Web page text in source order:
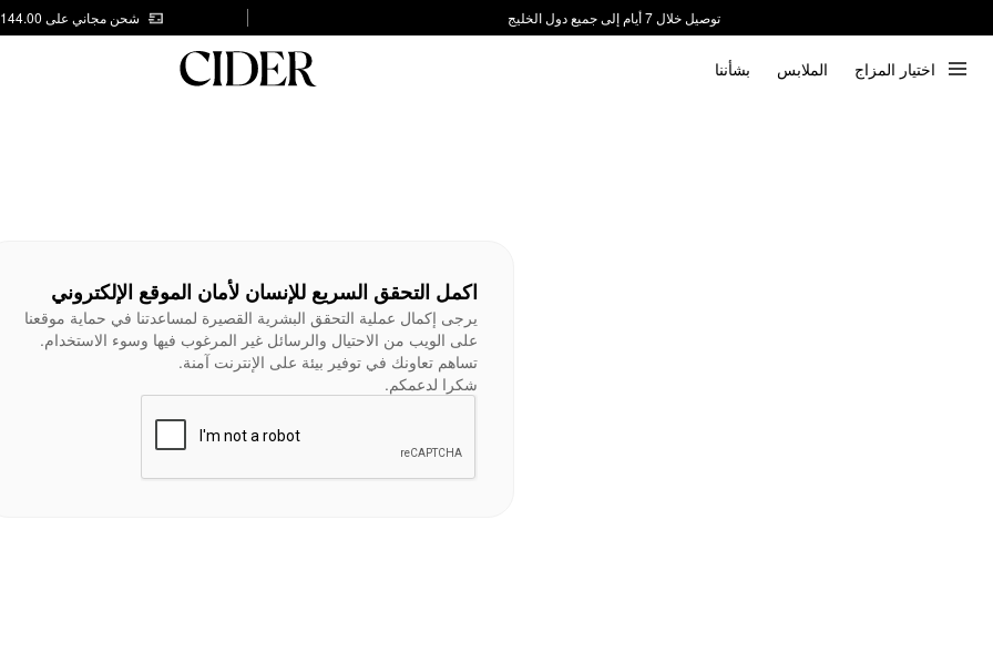
توصيل خلال 7 أيام إلى جميع دول الخليج
شحن مجاني على AED 144.00
اختيار المزاج الملابس بشأننا
اكمل التحقق السريع للإنسان لأمان الموقع الإلكتروني
يرجى إكمال عملية التحقق البشرية القصيرة لمساعدتنا في حماية موقعنا
على الويب من الاحتيال والرسائل غير المرغوب فيها وسوء الاستخدام.
تساهم تعاونك في توفير بيئة على الإنترنت آمنة.
شكرا لدعمكم.